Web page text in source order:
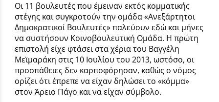
Οι 11 βουλευτές που έμειναν εκτός κομματικής
στέγης και συγκροτούν την ομάδα «Aνεξάρτητοι
Δημοκρατικοί Βουλευτές» παλεύουν εδώ και μήνες
να συστήσουν Κοινοβουλευτική Ομάδα. Η πρώτη
επιστολή είχε φτάσει στα χέρια του Βαγγέλη
Μεϊμαράκη στις 10 Ιουλίου του 2013, ωστόσο, οι
προσπάθειες δεν καρποφόρησαν, καθώς ο νόμος
ορίζει ότι έπρεπε να είχαν δηλώσει το «κόμμα»
στον Άρειο Πάγο και να είχαν σύμβολο.